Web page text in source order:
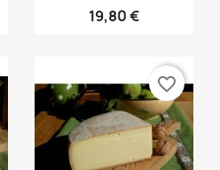
19,80 €
favorite_border